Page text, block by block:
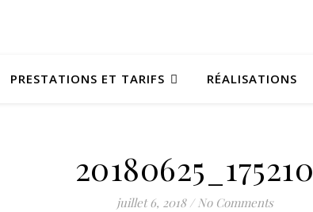
PRESTATIONS ET TARIFS RÉALISATIONS
20180625_175210
juillet 6, 2018 / No Comments